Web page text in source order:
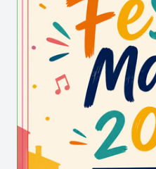
El tradicional sopar
d'aquesta gran mostra
plena de rialles i
i petits s'apleguen sota
Aquesta ferma aposta
memòria local és un
dinamitzar el territori i
de gresca no només